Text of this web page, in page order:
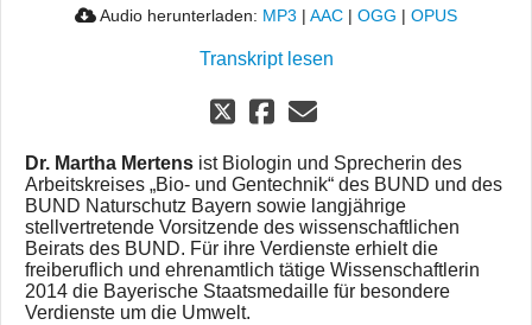
Audio herunterladen: MP3 | AAC | OGG | OPUS
Transkript lesen
Dr. Martha Mertens ist Biologin und Sprecherin des
Arbeitskreises „Bio- und Gentechnik“ des BUND und des
BUND Naturschutz Bayern sowie langjährige
stellvertretende Vorsitzende des wissenschaftlichen
Beirats des BUND. Für ihre Verdienste erhielt die
freiberuflich und ehrenamtlich tätige Wissenschaftlerin
2014 die Bayerische Staatsmedaille für besondere
Verdienste um die Umwelt.